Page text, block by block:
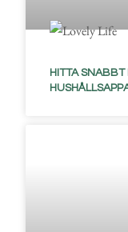
HITTA SNABBT